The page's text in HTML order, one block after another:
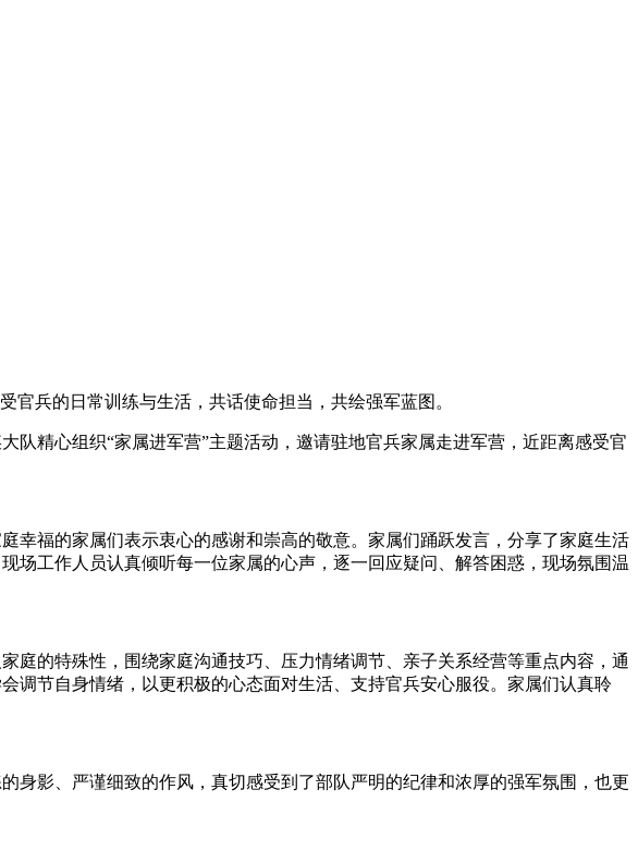
兵的日常训练与生活，共话使命担当，共绘强军蓝图。
精心组织“家属进军营”主题活动，邀请驻地官兵家属走进军营，近距离感受官
幸福的家属们表示衷心的感谢和崇高的敬意。家属们踊跃发言，分享了家庭生活
场工作人员认真倾听每一位家属的心声，逐一回应疑问、解答困惑，现场氛围温
庭的特殊性，围绕家庭沟通技巧、压力情绪调节、亲子关系经营等重点内容，通
调节自身情绪，以更积极的心态面对生活、支持官兵安心服役。家属们认真聆
身影、严谨细致的作风，真切感受到了部队严明的纪律和浓厚的强军氛围，也更